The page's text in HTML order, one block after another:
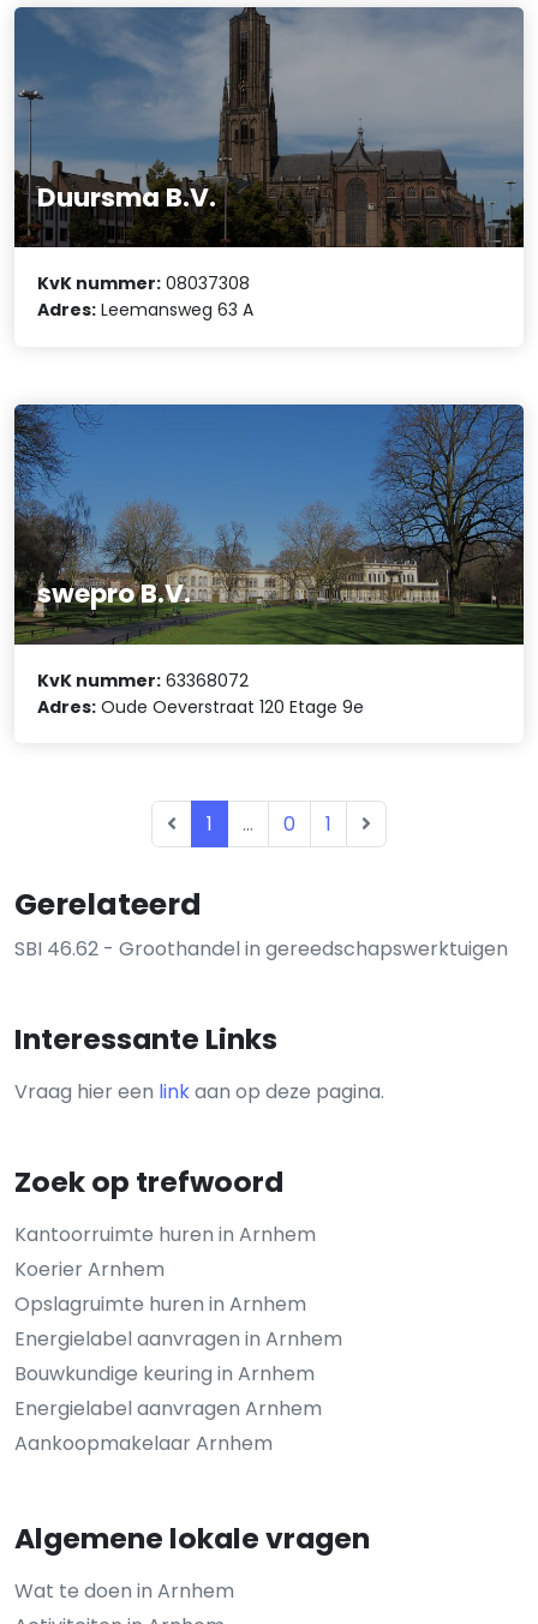
Gerelateerd
SBI 46.62 - Groothandel in gereedschapswerktuigen
Interessante Links
Vraag hier een linkaan op deze pagina.
Zoek op trefwoord
Kantoorruimte huren in Arnhem
Koerier Arnhem
Opslagruimte huren in Arnhem
Energielabel aanvragen in Arnhem
Bouwkundige keuring in Arnhem
Energielabel aanvragen Arnhem
Aankoopmakelaar Arnhem
Algemene lokale vragen
Wat te doen in Arnhem
Duursma B.V.
KvK nummer: 08037308
Adres: Leemansweg 63 A
swepro B.V.
KvK nummer: 63368072
Adres: Oude Oeverstraat 120 Etage 9e
1 ... 0 1